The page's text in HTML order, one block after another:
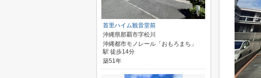
首里ハイム観音堂前
沖縄県那覇市字松川
沖縄都市モノレール「おもろまち」
駅 徒歩14分
築51年